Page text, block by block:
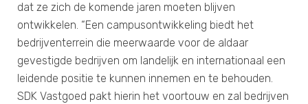
dat ze zich de komende jaren moeten blijven
ontwikkelen. “Een campusontwikkeling biedt het
bedrijventerrein die meerwaarde voor de aldaar
gevestigde bedrijven om landelijk en internationaal een
leidende positie te kunnen innemen en te behouden.
SDK Vastgoed pakt hierin het voortouw en zal bedrijven